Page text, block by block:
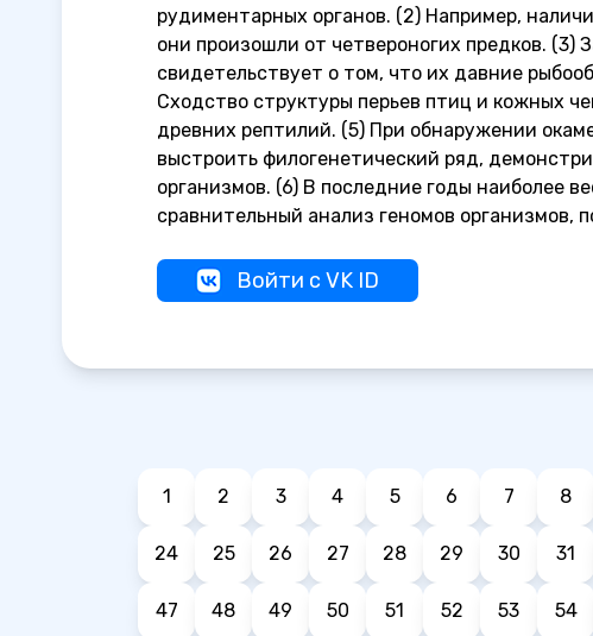
рудиментарных органов. (2) Например,
они произошли от четвероногих предков.
свидетельствует о том, что их давние
Сходство структуры перьев птиц и кожных
древних рептилий. (5) При обнаружении
выстроить филогенетический ряд,
организмов. (6) В последние годы наиболее
сравнительный анализ геномов организмов,
Войти с VK ID
1 2 3 4 5 6 7 8
24 25 26 27 28 29 30 31
47 48 49 50 51 52 53 54